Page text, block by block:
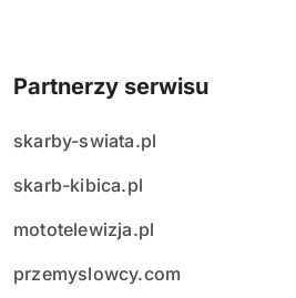
Partnerzy serwisu
skarby-swiata.pl
skarb-kibica.pl
mototelewizja.pl
przemyslowcy.com